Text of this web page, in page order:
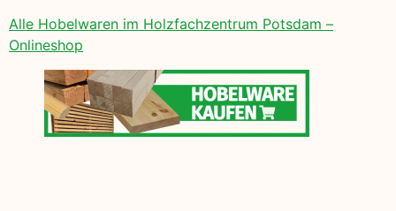
Alle Hobelwaren im Holzfachzentrum Potsdam –
Onlineshop